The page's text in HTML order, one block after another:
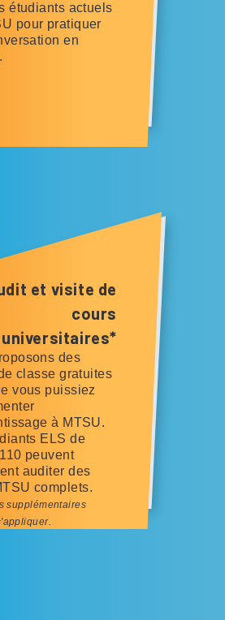
étudiants actuels
pour pratiquer
en
et visite de
cours
universitaires*
des
classe gratuites
vous puissiez
à MTSU.
ELS de
peuvent
auditer des
complets.
supplémentaires